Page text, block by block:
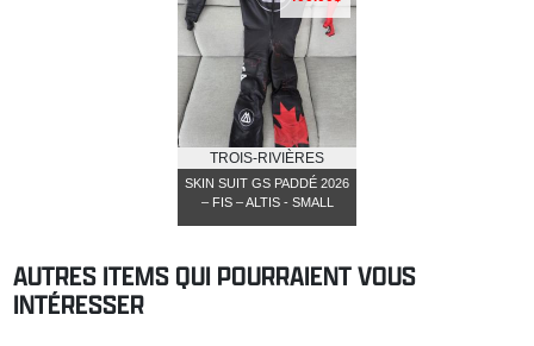
TROIS-RIVIÈRES
SKIN SUIT GS PADDÉ 2026
– FIS – ALTIS - SMALL
AUTRES ITEMS QUI POURRAIENT VOUS
INTÉRESSER